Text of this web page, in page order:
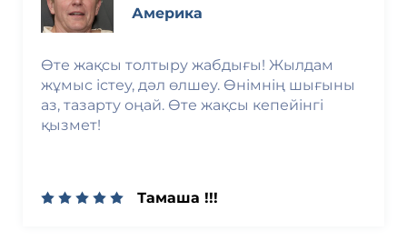
Америка
Өте жақсы толтыру жабдығы! Жылдам
жұмыс істеу, дәл өлшеу. Өнімнің шығыны
аз, тазарту оңай. Өте жақсы кепейінгі
қызмет!
Тамаша !!!